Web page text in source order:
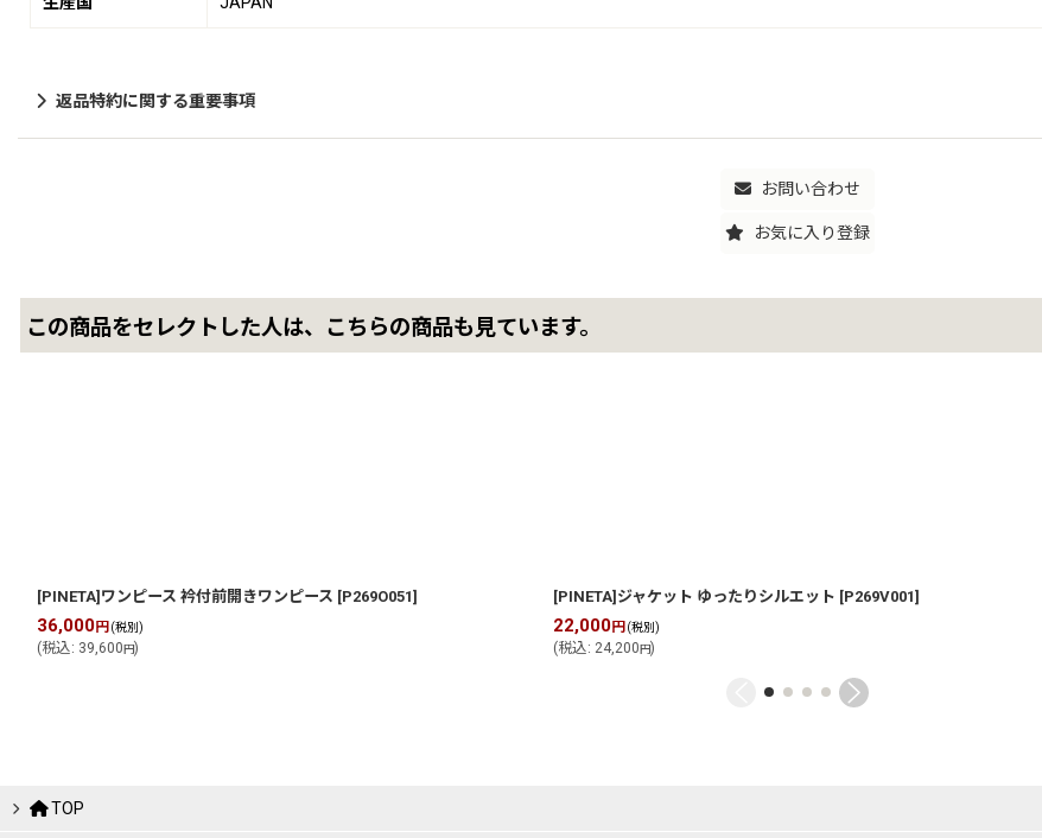
返品特約に関する重要事項
お問い合わせ
お気に入り登録
この商品をセレクトした人は、こちらの商品も見ています。
[PINETA]ワンピース 衿付前開きワンピース [P269O051]
36,000円 (税別)
(税込: 39,600円)
[PINETA]ジャケット ゆったりシルエット [P269V001]
22,000円 (税別)
(税込: 24,200円)
TOP